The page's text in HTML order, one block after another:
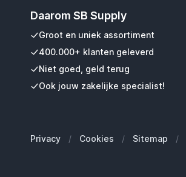
Daarom SB Supply
Groot en uniek assortiment
400.000+ klanten geleverd
Niet goed, geld terug
Ook jouw zakelijke specialist!
Privacy / Cookies / Sitemap /